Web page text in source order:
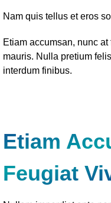
Nam quis tellus et eros
Etiam accumsan, nunc
mauris. Nulla pretium
interdum finibus.
Etiam
Feugiat